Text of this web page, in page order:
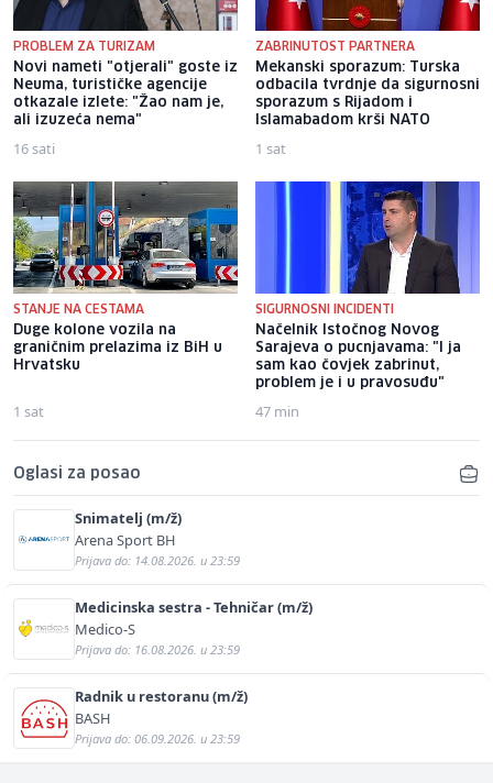
PROBLEM ZA TURIZAM
Novi nameti "otjerali" goste iz
Neuma, turističke agencije
otkazale izlete: "Žao nam je,
ali izuzeća nema"
16 sati
ZABRINUTOST PARTNERA
Mekanski sporazum: Turska
odbacila tvrdnje da sigurnosni
sporazum s Rijadom i
Islamabadom krši NATO
1 sat
STANJE NA CESTAMA
Duge kolone vozila na
graničnim prelazima iz BiH u
Hrvatsku
1 sat
SIGURNOSNI INCIDENTI
Načelnik Istočnog Novog
Sarajeva o pucnjavama: "I ja
sam kao čovjek zabrinut,
problem je i u pravosuđu"
47 min
Oglasi za posao
Snimatelj (m/ž)
Arena Sport BH
Prijava do: 14.08.2026. u 23:59
Medicinska sestra - Tehničar (m/ž)
Medico-S
Prijava do: 16.08.2026. u 23:59
Radnik u restoranu (m/ž)
BASH
Prijava do: 06.09.2026. u 23:59